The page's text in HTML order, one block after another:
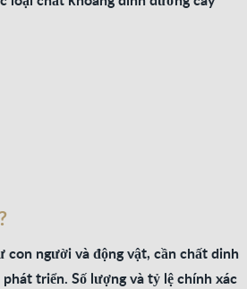
con người và động vật, cần chất dinh
triển. Số lượng và tỷ lệ chính xác